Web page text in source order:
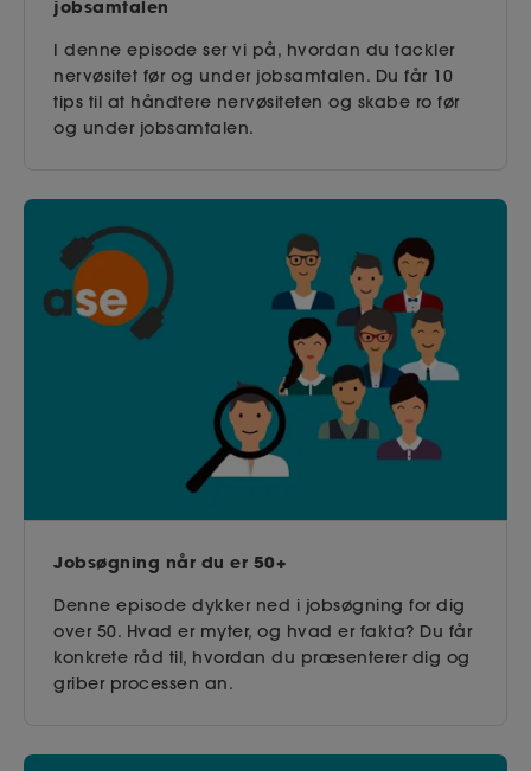
jobsamtalen
I denne episode ser vi på, hvordan du tackler
nervøsitet før og under jobsamtalen. Du får 10
tips til at håndtere nervøsiteten og skabe ro før
og under jobsamtalen.
Jobsøgning når du er 50+
Denne episode dykker ned i jobsøgning for dig
over 50. Hvad er myter, og hvad er fakta? Du får
konkrete råd til, hvordan du præsenterer dig og
griber processen an.